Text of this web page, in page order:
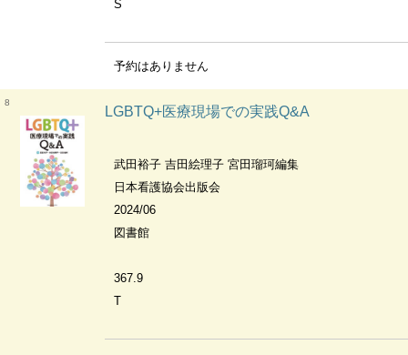
S
予約はありません
8
LGBTQ+医療現場での実践Q&A
武田裕子 吉田絵理子 宮田瑠珂編集
日本看護協会出版会
2024/06
図書館
367.9
T